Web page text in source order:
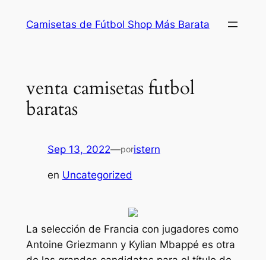
Camisetas de Fútbol Shop Más Barata
venta camisetas futbol
baratas
Sep 13, 2022—poristern
en Uncategorized
La selección de Francia con jugadores como
Antoine Griezmann y Kylian Mbappé es otra